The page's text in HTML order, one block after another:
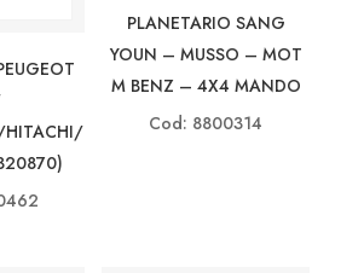
HITACHI/
PLANETARIO SANG
YOUN – MUSSO – MOT
M BENZ – 4X4 MANDO
Cod: 8800314